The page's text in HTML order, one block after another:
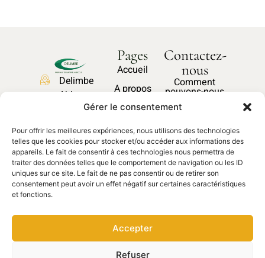
Gérer le consentement
Pour offrir les meilleures expériences, nous utilisons des technologies
telles que les cookies pour stocker et/ou accéder aux informations des
appareils. Le fait de consentir à ces technologies nous permettra de
traiter des données telles que le comportement de navigation ou les ID
uniques sur ce site. Le fait de ne pas consentir ou de retirer son
consentement peut avoir un effet négatif sur certaines caractéristiques
et fonctions.
Accepter
Refuser
Delimbe
Abbaye
27340,
Pont de
l'Arche
02 35 23
contact@delimbe.com
Pages
Accueil
A propos
Nos produits
Pièces
détachées
Contactez-
nous
Comment
pouvons-nous
vous aider ?
Nous
contacter